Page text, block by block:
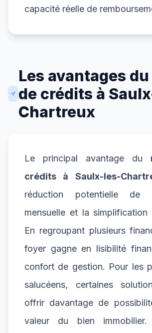
capacité réelle de
Les avantages
de crédits à
Chartreux
Le principal avantage du
crédits à Saulx-les-
réduction potentielle de
mensuelle et la simplification
En regroupant plusieurs
foyer gagne en lisibilité
confort de gestion. Pour les
salucéens, certaines
offrir davantage de
valeur du bien